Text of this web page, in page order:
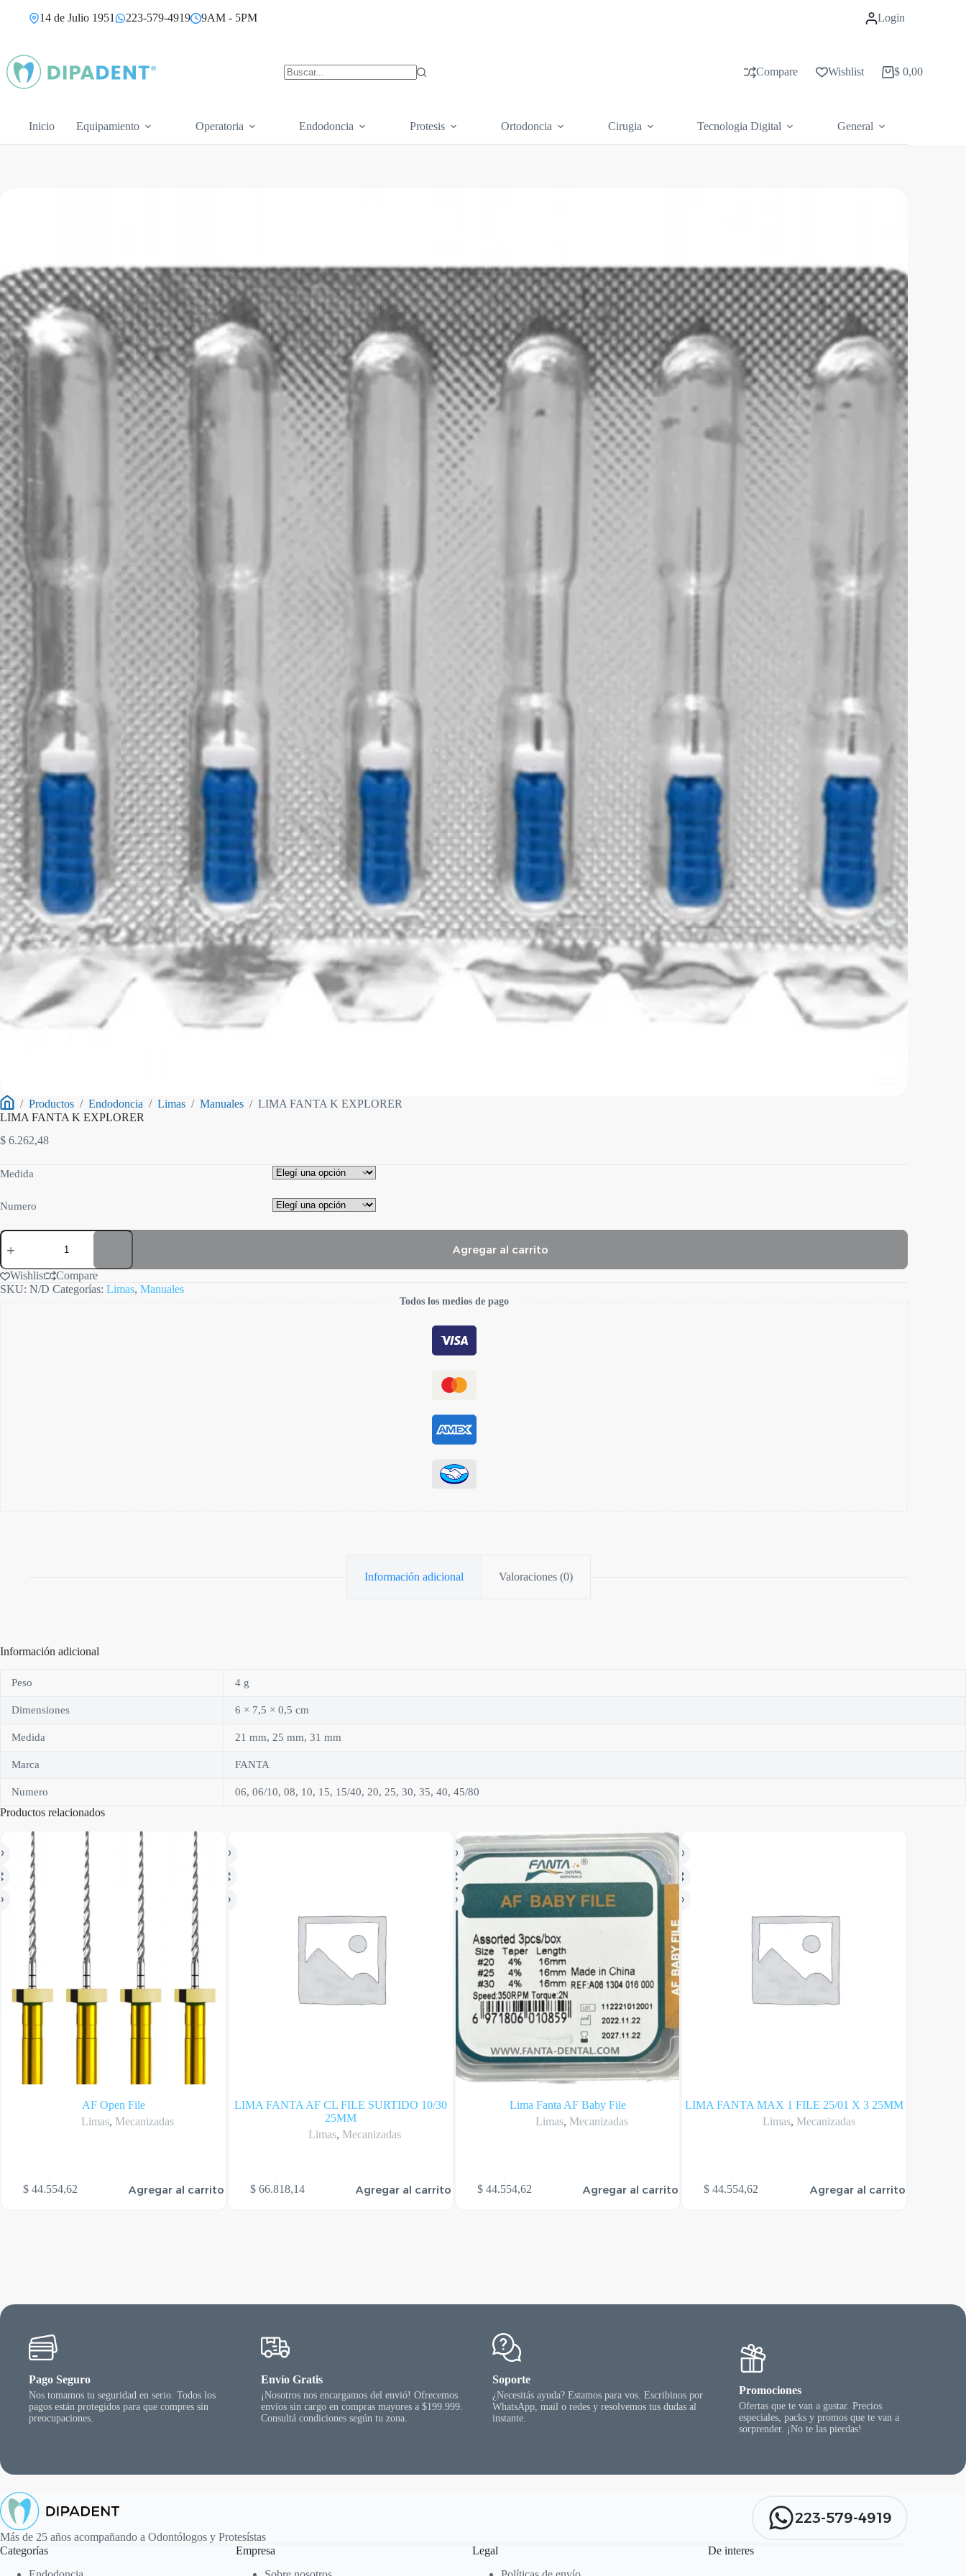
14 de Julio 1951 223-579-4919 9AM - 5PM Login
Compare Wishlist
Carrito
$ 0,00
Inicio Equipamiento Operatoria Endodoncia Protesis Ortodoncia Cirugia Tecnologia Digital General
Inicio
/ Productos / Endodoncia / Limas / Manuales / LIMA FANTA K EXPLORER
LIMA FANTA K EXPLORER
$ 6.262,48
Medida
Numero
LIMA
FANTA
EXPLORER
cantidad
Agregar al carrito
Wishlist
Compare
SKU: N/D Categorías: Limas, Manuales
Todos los medios de pago
Información adicional Valoraciones (0)
Información adicional
Peso 4 g
Dimensiones 6 × 7,5 × 0,5 cm
Medida 21 mm, 25 mm, 31 mm
Marca FANTA
Numero 06, 06/10, 08, 10, 15, 15/40, 20, 25, 30, 35, 40, 45/80
Productos relacionados
AF Open File
Limas, Mecanizadas
$44.554,62 Agregar al carrito
LIMA FANTA AF CL FILE SURTIDO 10/30
25MM
Limas, Mecanizadas
$66.818,14 Agregar al carrito
Lima Fanta AF Baby File
Limas, Mecanizadas
$44.554,62 Agregar al carrito
LIMA FANTA MAX 1 FILE 25/01 X 3 25MM
Limas, Mecanizadas
$ 44.554,62 Agregar al carrito
Pago Seguro
Nos tomamos tu seguridad en serio. Todos los
pagos están protegidos para que compres sin
preocupaciones.
Envío Gratis
¡Nosotros nos encargamos del envió! Ofrecemos
envíos sin cargo en compras mayores a $199.999.
Consultá condiciones según tu zona.
Soporte
¿Necesitás ayuda? Estamos para vos. Escribinos por
WhatsApp, mail o redes y resolvemos tus dudas al
instante.
Promociones
Ofertas que te van a gustar. Precios
especiales, packs y promos que te van a
sorprender. ¡No te las pierdas!
Más de 25 años acompañando a Odontólogos y Protesístas
223-579-4919
Categorías
Empresa
Legal
De interes